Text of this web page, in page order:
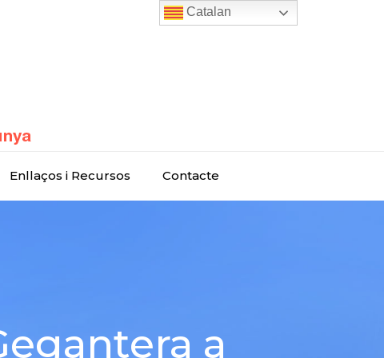
Enllaços i Recursos Contacte
a
Catalan